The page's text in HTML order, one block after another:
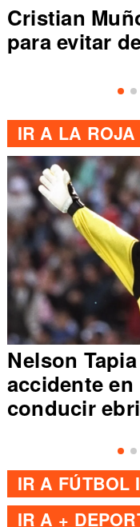
a UdeC
IR A LA ROJA
Nelson
accidente
conducir
IR A FÚTBOL
IR A +